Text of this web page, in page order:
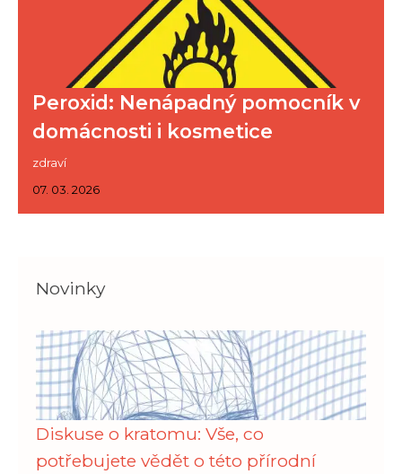
Peroxid: Nenápadný pomocník v
domácnosti i kosmetice
zdraví
07. 03. 2026
Novinky
Diskuse o kratomu: Vše, co
potřebujete vědět o této přírodní